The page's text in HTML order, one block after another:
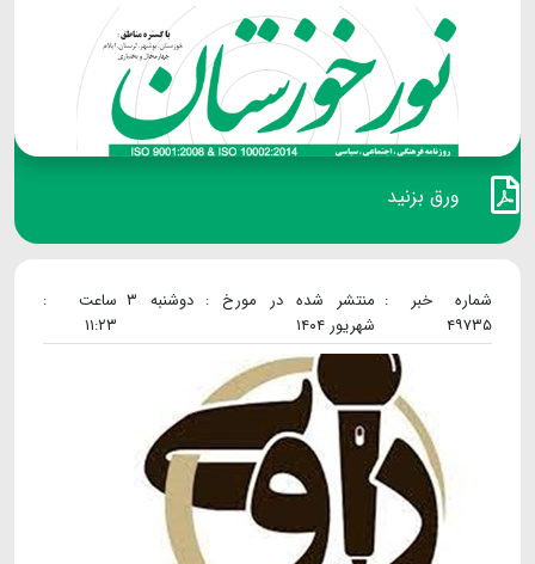
ورق بزنید
شماره خبر :
۴۹۷۳۵
منتشر شده در مورخ : دوشنبه ۳
شهریور ۱۴۰۴
ساعت :
۱۱:۲۳